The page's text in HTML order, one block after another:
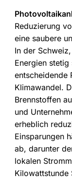
Reduzierung
eine saubere
In der
Energien
entscheidende
Klimawandel.
Brennstoffen
und
erheblich
Einsparungen
ab, darunter
lokalen
Kilowattstunde